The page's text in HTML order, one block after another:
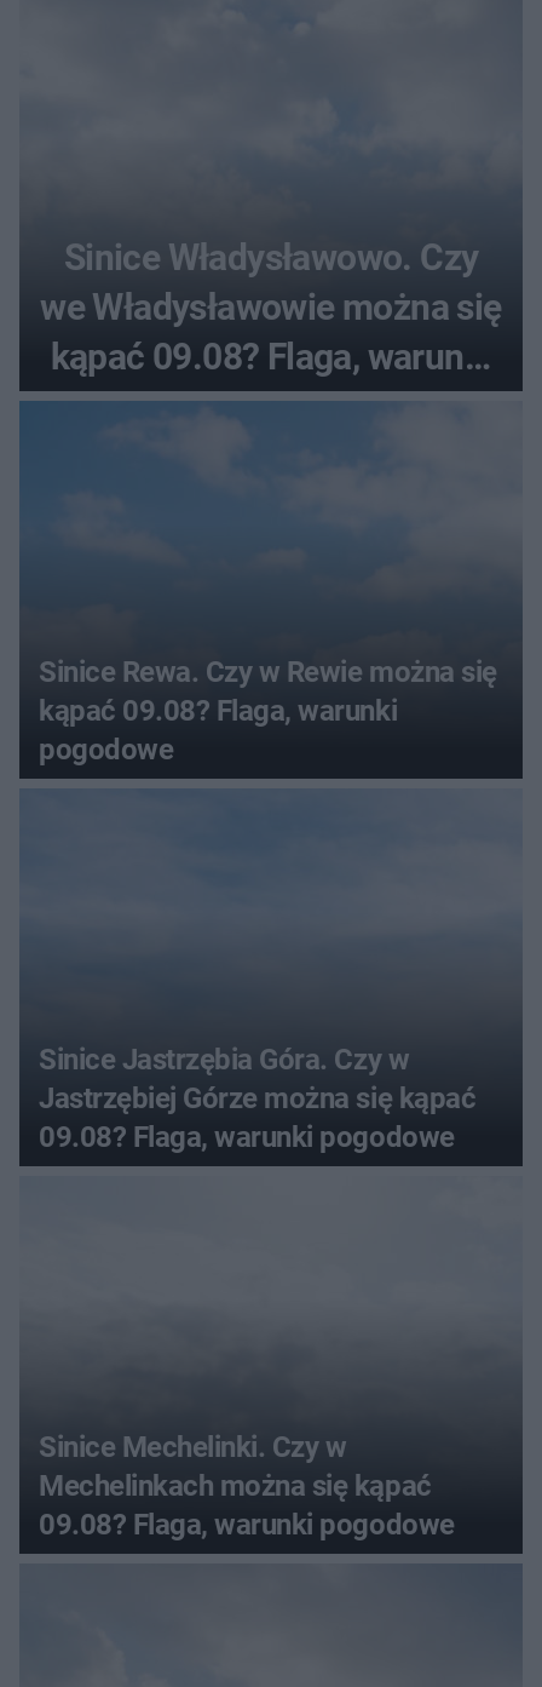
Sinice Władysławowo. Czy
we Władysławowie można się
kąpać 09.08? Flaga, warunki
pogodowe
Sinice Rewa. Czy w Rewie można się
kąpać 09.08? Flaga, warunki
pogodowe
Sinice Jastrzębia Góra. Czy w
Jastrzębiej Górze można się kąpać
09.08? Flaga, warunki pogodowe
Sinice Mechelinki. Czy w
Mechelinkach można się kąpać
09.08? Flaga, warunki pogodowe